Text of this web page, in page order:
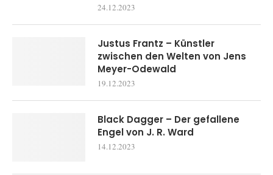
24.12.2023
Justus Frantz – Künstler
zwischen den Welten von Jens
Meyer-Odewald
19.12.2023
Black Dagger – Der gefallene
Engel von J. R. Ward
14.12.2023